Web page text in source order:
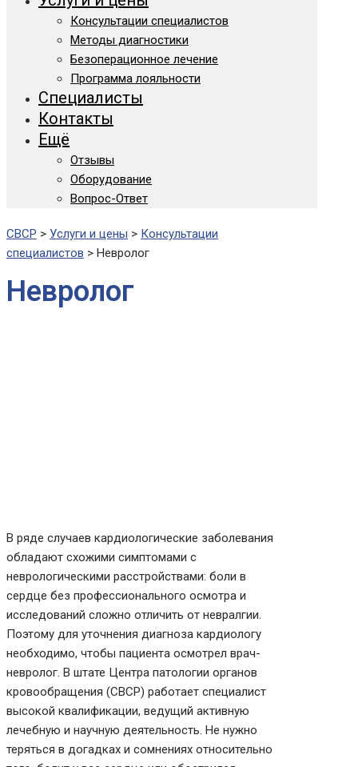
Консультации специалистов
Методы диагностики
Безоперационное лечение
Программа лояльности
Специалисты
Контакты
Ещё
Отзывы
Оборудование
Вопрос-Ответ
СВСР > Услуги и цены > Консультации
специалистов > Невролог
Невролог
В ряде случаев кардиологические заболевания
обладают схожими симптомами с
неврологическими расстройствами: боли в
сердце без профессионального осмотра и
исследований сложно отличить от невралгии.
Поэтому для уточнения диагноза кардиологу
необходимо, чтобы пациента осмотрел врач-
невролог. В штате Центра патологии органов
кровообращения (CBCP) работает специалист
высокой квалификации, ведущий активную
лечебную и научную деятельность. Не нужно
теряться в догадках и сомнениях относительно